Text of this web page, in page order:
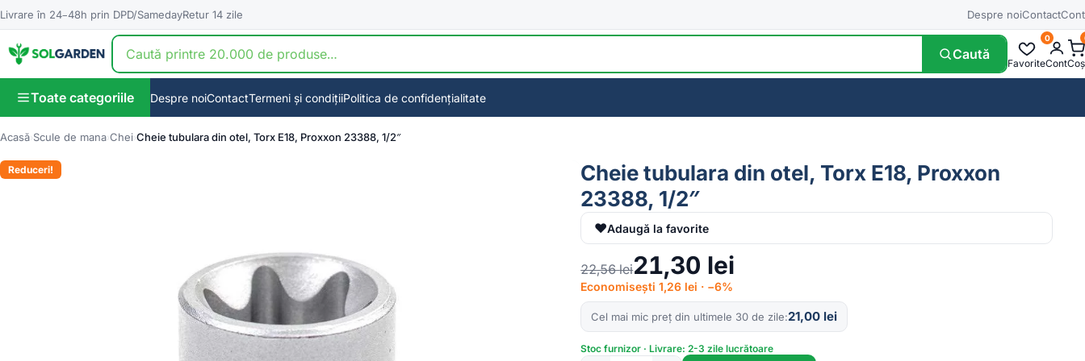
Livrare în 24–48h prin DPD/SamedayRetur 14 zile Despre noiContactCont
Caută
Favorite
0
ContCoș
Toate categoriile Despre noiContactTermeni și condițiiPolitica de confidențialitate
Acasă Scule de mana Chei Cheie tubulara din otel, Torx E18, Proxxon 23388, 1/2″
Reduceri!
Cheie tubulara din otel, Torx E18, Proxxon
23388, 1/2″
♥Adaugă la favorite
22,56lei21,30 lei
Economisești 1,26 lei · −6%
Cel mai mic preț din ultimele 30 de zile 21,00 lei
Stoc furnizor · Livrare: 2-3 zile lucrătoare